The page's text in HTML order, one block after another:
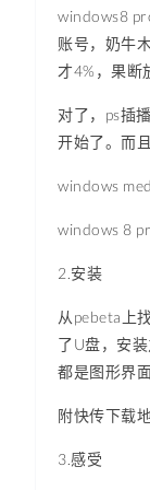
windows8
账号，奶牛
才4%，果断
对了，ps插
开始了。而
windows
windows 8
2.安装
从pebeta上
了U盘，安
都是图形界
附快传下载
3.感受